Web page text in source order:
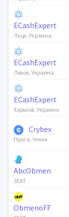
ECashExpert
Луцк, Украина
ECashExpert
Львов, Украина
ECashExpert
Харьков, Украина
Crybex
Прага, Чехия
AbcObmen
SEAT
ObmenoFF